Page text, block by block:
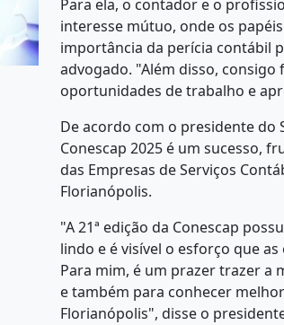
Para ela, o contador e o
interesse mútuo, onde os
importância da perícia contábil
advogado. "Além disso,
oportunidades de trabalho e
De acordo com o presidente do
Conescap 2025 é um sucesso,
das Empresas de Serviços
Florianópolis.
"A 21ª edição da Conescap
lindo e é visível o esforço que
Para mim, é um prazer trazer a
e também para conhecer
Florianópolis", disse o